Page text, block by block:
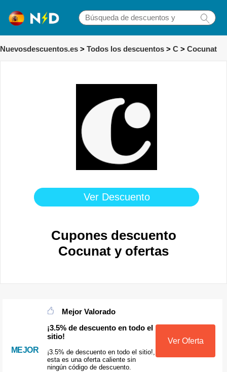
Nuevosdescuentos.es > Todos los descuentos > C > Cocunat
Ver Descuento
Cupones descuento
Cocunat y ofertas
MEJOR
Mejor Valorado
¡3.5% de descuento en todo el
sitio!
¡3.5% de descuento en todo el sitio!,
esta es una oferta caliente sin
ningún código de descuento.
Ver Oferta